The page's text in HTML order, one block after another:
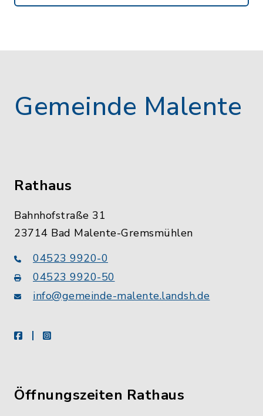
Gemeinde Malente
Rathaus
Bahnhofstraße 31
23714 Bad Malente-Gremsmühlen
04523 9920-0
04523 9920-50
info@gemeinde-malente.landsh.de
facebookinstagram
Öffnungszeiten Rathaus